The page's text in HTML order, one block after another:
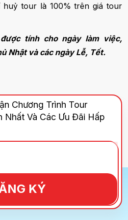
huỷ tour là 100% trên giá tour
tính cho ngày làm việc,
Nhật và các ngày Lễ, Tết.
Chương Trình Tour
Nhất Và Các Ưu Đãi Hấp
KÝ